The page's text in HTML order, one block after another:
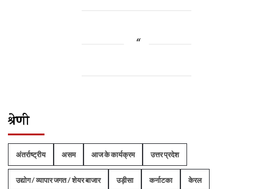
श्रेणी
अंतर्राष्ट्रीय असम आज के कार्यक्रम उत्तर प्रदेश
उद्योग / व्यापार जगत / शेयर बाजार उड़ीसा कर्नाटका केरल